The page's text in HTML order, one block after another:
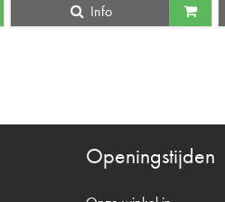
Info
Openingstijden